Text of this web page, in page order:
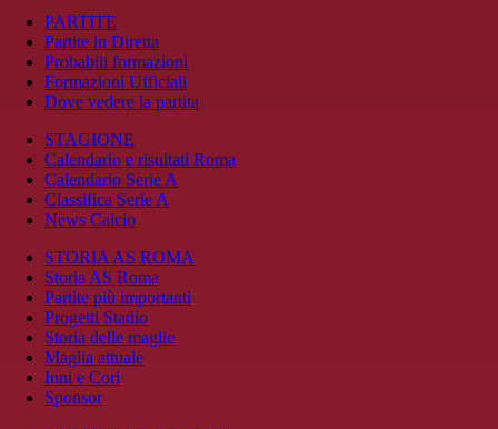
PARTITE
Partite in Diretta
Probabili formazioni
Formazioni Ufficiali
Dove vedere la partita
STAGIONE
Calendario e risultati Roma
Calendario Serie A
Classifica Serie A
News Calcio
STORIA AS ROMA
Storia AS Roma
Partite più importanti
Progetti Stadio
Storia delle maglie
Maglia attuale
Inni e Cori
Sponsor